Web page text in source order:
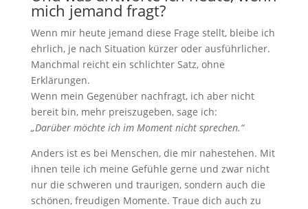
mich jemand fragt?
Wenn mir heute jemand diese Frage stellt, bleibe ich
ehrlich, je nach Situation kürzer oder ausführlicher.
Manchmal reicht ein schlichter Satz, ohne
Erklärungen.
Wenn mein Gegenüber nachfragt, ich aber nicht
bereit bin, mehr preiszugeben, sage ich:
„Darüber möchte ich im Moment nicht sprechen.“
Anders ist es bei Menschen, die mir nahestehen. Mit
ihnen teile ich meine Gefühle gerne und zwar nicht
nur die schweren und traurigen, sondern auch die
schönen, freudigen Momente. Traue dich auch zu